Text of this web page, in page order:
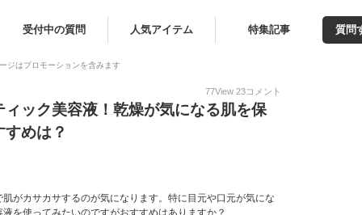
受付中の質問 人気アイテム 特集記事 質問
ジはプロモーションを含みます
77View 23コメント
ック美容液！乾燥が気になる肌を保
めは？
がカサカサするのが気になります。特に目元や口元が気にな
を使ってみたいのですがおすすめはありますか？